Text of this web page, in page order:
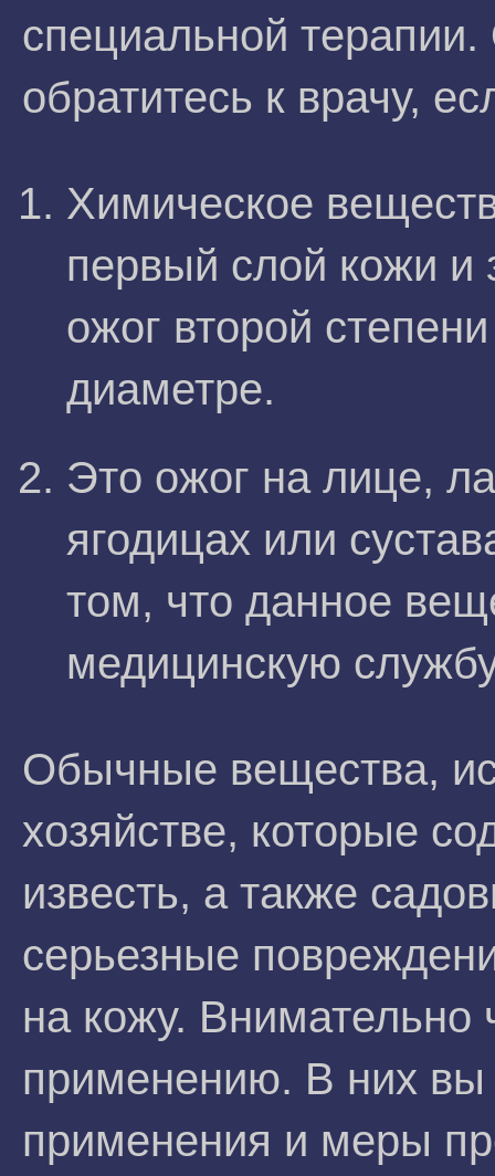
специальной
обратитесь к врачу,
Химическое
первый слой кожи и
ожог второй
диаметре.
Это ожог на лице,
ягодицах или
том, что данное
медицинскую
Обычные вещества,
хозяйстве, которые
известь, а также
серьезные
на кожу. Внимательно
применению. В них вы
применения и меры